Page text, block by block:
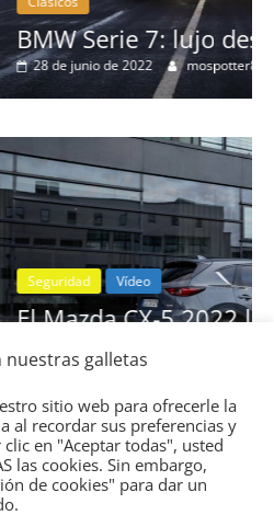
desde 1977
mospotter84 0
logra la máxima
de seguridad del
mospotter84 0
galletas
sitio web para ofrecerle la
al recordar sus preferencias y
en "Aceptar todas", usted
las cookies. Sin embargo,
de cookies" para dar un